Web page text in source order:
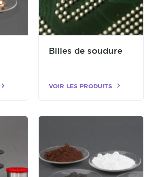
Billes de soudure
VOIR LES PRODUITS